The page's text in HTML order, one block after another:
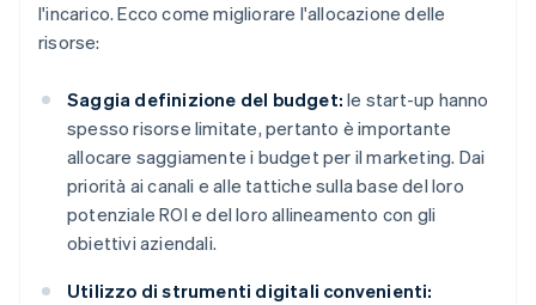
l'incarico. Ecco come migliorare l'allocazione delle
risorse:
Saggia definizione del budget: le start-up hanno
spesso risorse limitate, pertanto è importante
allocare saggiamente i budget per il marketing. Dai
priorità ai canali e alle tattiche sulla base del loro
potenziale ROI e del loro allineamento con gli
obiettivi aziendali.
Utilizzo di strumenti digitali convenienti: